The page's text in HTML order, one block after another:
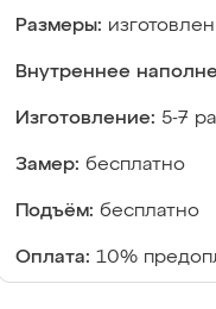
Размеры:
Внутреннее
Изготовление: 5-7
Замер: бесплатно
Подъём: бесплатно
Оплата: 10%